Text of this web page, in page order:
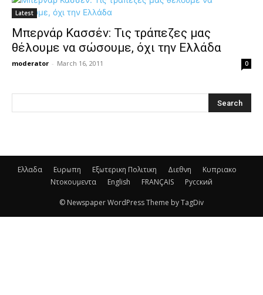
Latest
Μπερνάρ Κασσέν: Τις τράπεζες μας
θέλουμε να σώσουμε, όχι την Ελλάδα
moderator - March 16, 2011 0
Ελλαδα Ευρωπη Εξωτερικη Πολιτικη Διεθνη
Κυπριακο
Ντοκουμεντα
English FRANÇAIS Русский
© Newspaper WordPress Theme by TagDiv